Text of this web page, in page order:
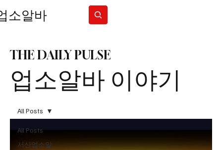
소알바
업소알바 이야기
THE DAILY PULSE
All Posts
서산업소알
All Posts